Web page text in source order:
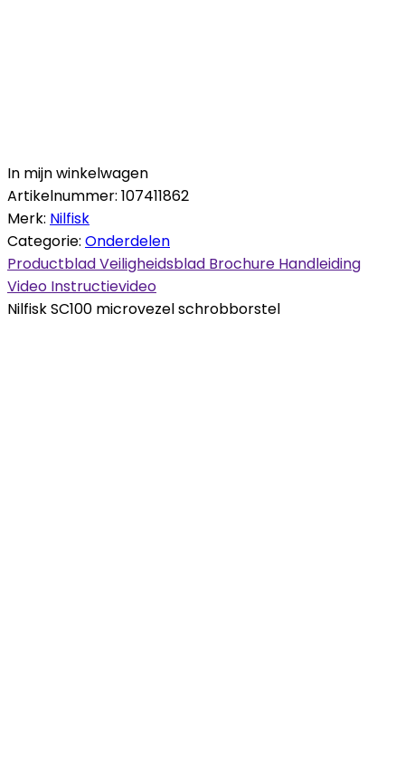
In mijn winkelwagen
Artikelnummer: 107411862
Merk: Nilfisk
Categorie: Onderdelen
ProductbladVeiligheidsblad Brochure Handleiding
Video Instructievideo
Nilfisk SC100 microvezel schrobborstel